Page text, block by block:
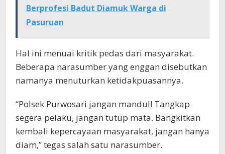
Berprofesi Badut Diamuk Warga di
Pasuruan
Hal ini menuai kritik pedas dari masyarakat.
Beberapa narasumber yang enggan disebutkan
namanya menuturkan ketidakpuasannya.
“Polsek Purwosari jangan mandul! Tangkap
segera pelaku, jangan tutup mata. Bangkitkan
kembali kepercayaan masyarakat, jangan hanya
diam,” tegas salah satu narasumber.